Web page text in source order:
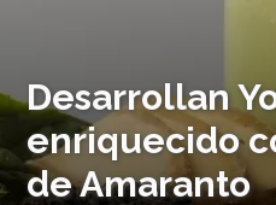
Desarrollan
enriquecido
de Amaranto